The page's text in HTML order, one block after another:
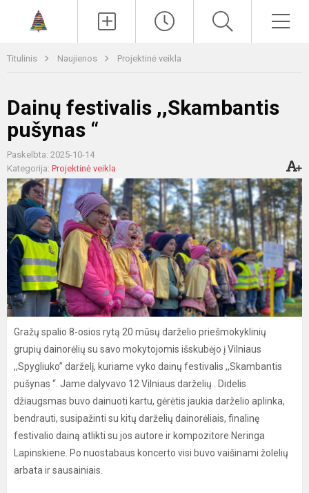
Titulinis Naujienos Projektinė veikla
Dainų festivalis ,,Skambantis
pušynas “
Paskelbta: 2025-10-14
Kategorija: Projektinė veikla
Gražų spalio 8-osios rytą 20 mūsų darželio priešmokyklinių
grupių dainorėlių su savo mokytojomis išskubėjo į Vilniaus
,,Spygliuko” darželį, kuriame vyko dainų festivalis ,,Skambantis
pušynas “. Jame dalyvavo 12 Vilniaus darželių . Didelis
džiaugsmas buvo dainuoti kartu, gėrėtis jaukia darželio aplinka,
bendrauti, susipažinti su kitų darželių dainorėliais, finalinę
festivalio dainą atlikti su jos autore ir kompozitore Neringa
Lapinskiene. Po nuostabaus koncerto visi buvo vaišinami žolelių
arbata ir sausainiais.